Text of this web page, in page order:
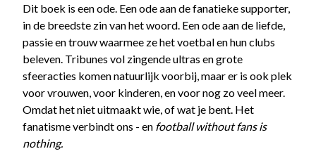
Dit boek is een ode. Een ode aan de fanatieke supporter,
in de breedste zin van het woord. Een ode aan de liefde,
passie en trouw waarmee ze het voetbal en hun clubs
beleven. Tribunes vol zingende ultras en grote
sfeeracties komen natuurlijk voorbij, maar er is ook plek
voor vrouwen, voor kinderen, en voor nog zo veel meer.
Omdat het niet uitmaakt wie, of wat je bent. Het
fanatisme verbindt ons - en football without fans is
nothing.